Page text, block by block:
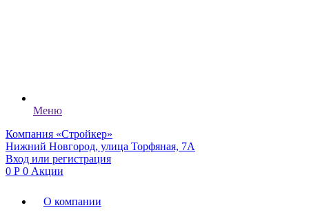
Меню
Компания «Стройкер»
Нижний Новгород, улица Торфяная, 7А
Вход или регистрация
0 Р 0 Акции
О компании